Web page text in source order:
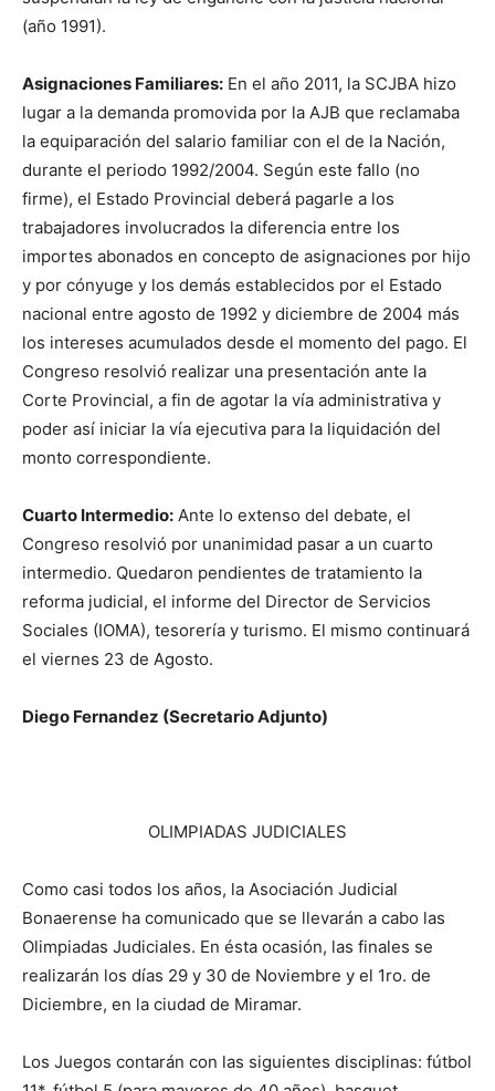
(año 1991).
Asignaciones Familiares: En el año 2011, la SCJBA hizo
lugar a la demanda promovida por la AJB que reclamaba
la equiparación del salario familiar con el de la Nación,
durante el periodo 1992/2004. Según este fallo (no
firme), el Estado Provincial deberá pagarle a los
trabajadores involucrados la diferencia entre los
importes abonados en concepto de asignaciones por hijo
y por cónyuge y los demás establecidos por el Estado
nacional entre agosto de 1992 y diciembre de 2004 más
los intereses acumulados desde el momento del pago. El
Congreso resolvió realizar una presentación ante la
Corte Provincial, a fin de agotar la vía administrativa y
poder así iniciar la vía ejecutiva para la liquidación del
monto correspondiente.
Cuarto Intermedio: Ante lo extenso del debate, el
Congreso resolvió por unanimidad pasar a un cuarto
intermedio. Quedaron pendientes de tratamiento la
reforma judicial, el informe del Director de Servicios
Sociales (IOMA), tesorería y turismo. El mismo continuará
el viernes 23 de Agosto.
Diego Fernandez (Secretario Adjunto)
OLIMPIADAS JUDICIALES
Como casi todos los años, la Asociación Judicial
Bonaerense ha comunicado que se llevarán a cabo las
Olimpiadas Judiciales. En ésta ocasión, las finales se
realizarán los días 29 y 30 de Noviembre y el 1ro. de
Diciembre, en la ciudad de Miramar.
Los Juegos contarán con las siguientes disciplinas: fútbol